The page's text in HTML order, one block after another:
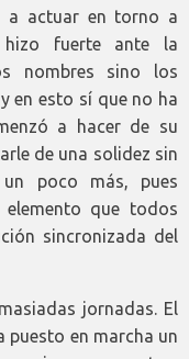
a actuar en torno a
hizo fuerte ante la
nombres sino los
en esto sí que no ha
a hacer de su
de una solidez sin
poco más, pues
que todos
sincronizada del
jornadas. El
puesto en marcha un